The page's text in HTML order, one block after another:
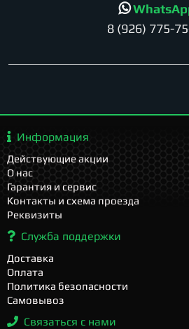
8 (926) 775-
Информация
Действующие акции
О нас
Гарантия и сервис
Контакты и схема проезда
Реквизиты
Служба поддержки
Доставка
Оплата
Политика безопасности
Самовывоз
Связаться с нами